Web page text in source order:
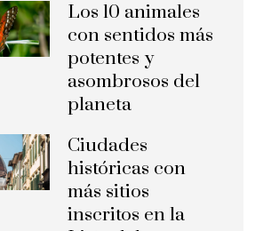
Los 10 animales
con sentidos más
potentes y
asombrosos del
planeta
Ciudades
históricas con
más sitios
inscritos en la